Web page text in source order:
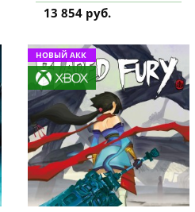
13 854 руб.
НОВЫЙ АКК